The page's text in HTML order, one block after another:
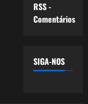
RSS -
Comentários
SIGA-NOS